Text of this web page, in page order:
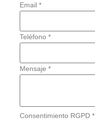
Email*
Teléfono*
Mensaje*
Consentimiento RGPD*